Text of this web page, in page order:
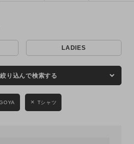
LADIES
絞り込んで検索する
Tシャツ